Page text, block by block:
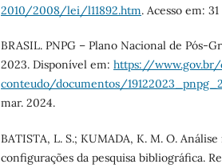
2010/2008/lei/l11892.htm. Acesso em:
BRASIL. PNPG – Plano Nacional de Pós-
2023. Disponível em: https://
conteudo/documentos/
mar. 2024.
BATISTA, L. S.; KUMADA, K. M. O.
configurações da pesquisa bibliográfica.